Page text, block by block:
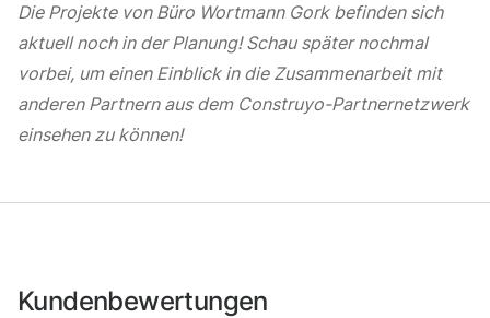
Die Projekte von Büro Wortmann Gork befinden sich
aktuell noch in der Planung! Schau später nochmal
vorbei, um einen Einblick in die Zusammenarbeit mit
anderen Partnern aus dem Construyo-Partnernetzwerk
einsehen zu können!
Kundenbewertungen